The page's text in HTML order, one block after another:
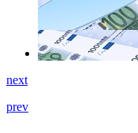
next
prev